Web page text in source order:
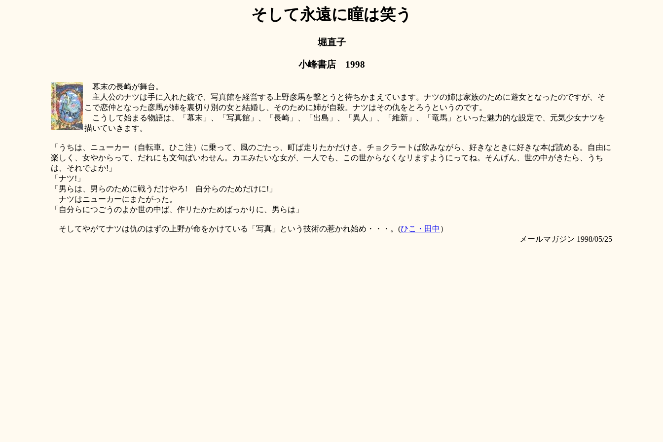
そして永遠に瞳は笑う
堀直子
小峰書店 1998
幕末の長崎が舞台。
主人公のナツは手に入れた銃で、写真館を経営する上野彦馬を撃とうと待ちかまえています。ナツの姉は家族のために遊女となったのですが、そ
こで恋仲となった彦馬が姉を裏切り別の女と結婚し、そのために姉が自殺。ナツはその仇をとろうというのです。
こうして始まる物語は、「幕末」、「写真館」、「長崎」、「出島」、「異人」、「維新」、「竜馬」といった魅力的な設定で、元気少女ナツを
描いていきます。
「うちは、ニューカー（自転車。ひこ注）に乗って、風のごたっ、町ば走りたかだけさ。チョクラートば飲みながら、好きなときに好きな本ば読める。自由に
楽しく、女やからって、だれにも文句ばいわせん。カエみたいな女が、一人でも、この世からなくなリますようにってね。そんげん、世の中がきたら、うち
は、それでよか!」
「ナツ!」
「男らは、男らのために戦うだけやろ! 自分らのためだけに!」
ナツはニューカーにまたがった。
「自分らにつごうのよか世の中ば、作リたかためばっかりに、男らは」
そしてやがてナツは仇のはずの上野が命をかけている「写真」という技術の惹かれ始め・・・。(ひこ・田中 ）
メールマガジン 1998/05/25